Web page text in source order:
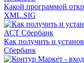
Какой программой
XML.SIG
Как получить и
Сбербанк